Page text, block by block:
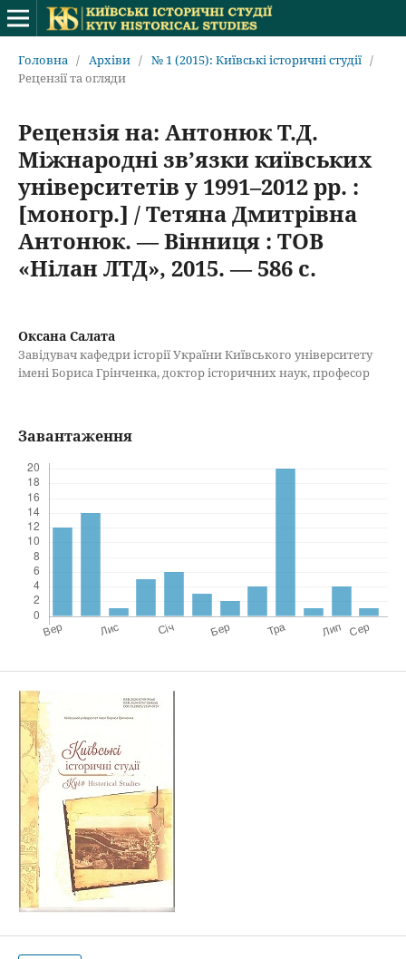
Головна / Архіви / № 1 (2015): Київські історичні студії /
Рецензії та огляди
Рецензія на: Антонюк Т.Д.
Міжнародні зв’язки київських
університетів у 1991–2012 рр. :
[моногр.] / Тетяна Дмитрівна
Антонюк. — Вінниця : ТОВ
«Нілан ЛТД», 2015. — 586 с.
Оксана Салата
Завідувач кафедри історії України Київського університету
імені Бориса Грінченка, доктор історичних наук, професор
Завантаження